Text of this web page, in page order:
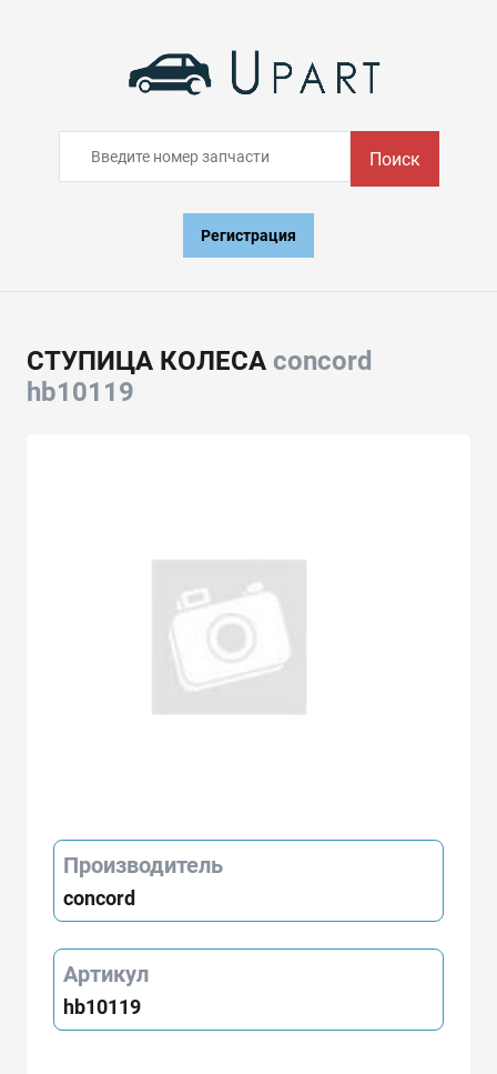
Поиск
Регистрация
СТУПИЦА КОЛЕСА concord
hb10119
Производитель
concord
Артикул
hb10119